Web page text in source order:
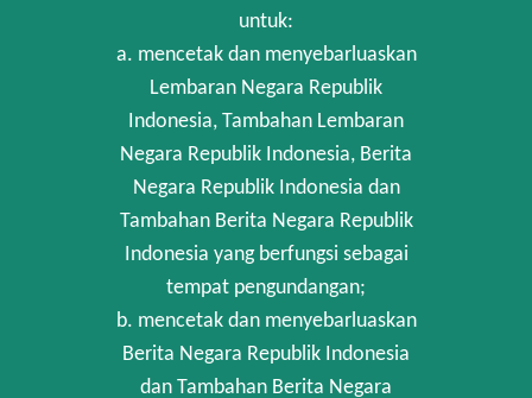
untuk:
a. mencetak dan menyebarluaskan
Lembaran Negara Republik
Indonesia, Tambahan Lembaran
Negara Republik Indonesia, Berita
Negara Republik Indonesia dan
Tambahan Berita Negara Republik
Indonesia yang berfungsi sebagai
tempat pengundangan;
b. mencetak dan menyebarluaskan
Berita Negara Republik Indonesia
dan Tambahan Berita Negara